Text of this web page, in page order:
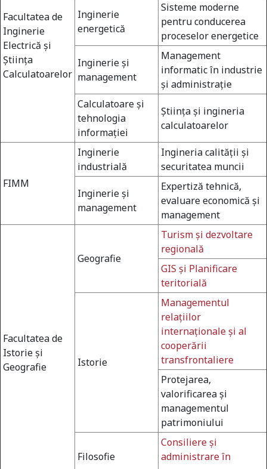
Facultatea de
Inginerie
Electrică şi
Ştiinţa
Calculatoarelor
Inginerie
energetică
Sisteme moderne
pentru conducerea
proceselor energetice
Inginerie şi
management
Management
informatic în industrie
şi administraţie
Calculatoare şi
tehnologia
informaţiei
Ştiinţa şi ingineria
calculatoarelor
FIMM
Inginerie
industrială
Ingineria calităţii şi
securitatea muncii
Inginerie şi
management
Expertiză tehnică,
evaluare economică şi
management
Facultatea de
Istorie şi
Geografie
Geografie
Turism şi dezvoltare
regională
GIS şi Planificare
teritorială
Istorie
Managementul
relaţiilor
internaţionale şi al
cooperării
transfrontaliere
Protejarea,
valorificarea şi
managementul
patrimoniului
Filosofie
Consiliere şi
administrare în